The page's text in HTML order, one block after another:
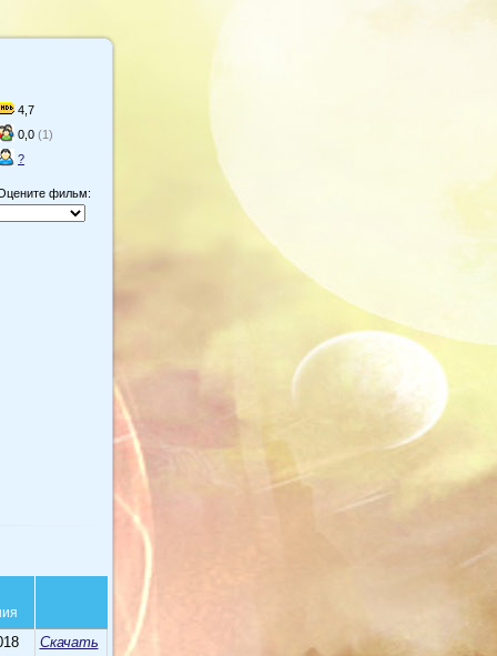
4,7
0,0 (1)
?
фильм:
Скачать